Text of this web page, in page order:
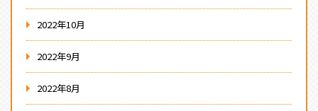
2022年10月
2022年9月
2022年8月